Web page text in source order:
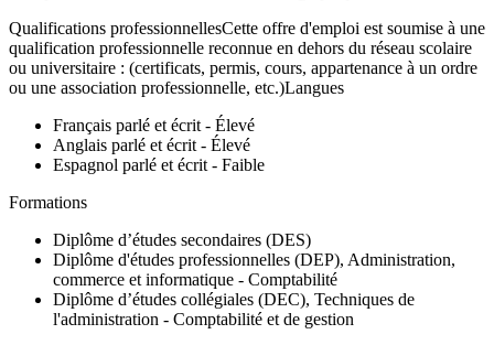
Qualifications professionnellesCette offre d'emploi est soumise à une
qualification professionnelle reconnue en dehors du réseau scolaire
ou universitaire : (certificats, permis, cours, appartenance à un ordre
ou une association professionnelle, etc.)Langues
Français parlé et écrit - Élevé
Anglais parlé et écrit - Élevé
Espagnol parlé et écrit - Faible
Formations
Diplôme d’études secondaires (DES)
Diplôme d'études professionnelles (DEP), Administration,
commerce et informatique - Comptabilité
Diplôme d’études collégiales (DEC), Techniques de
l'administration - Comptabilité et de gestion